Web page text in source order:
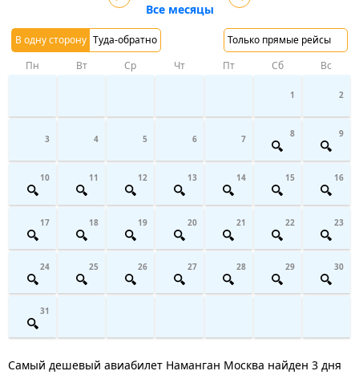
В одну сторону Туда-обратно Только прямые рейсы
Все месяцы
Пн Вт Ср Чт Пт Сб Вс
1 2
3 4 5 6 7 8 9
10 11 12 13 14 15 16
17 18 19 20 21 22 23
24 25 26 27 28 29 30
31
Самый дешевый авиабилет Наманган Москва найден 3 дня